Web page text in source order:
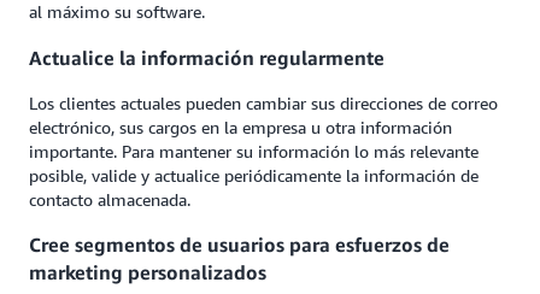
al máximo su software.
Actualice la información regularmente
Los clientes actuales pueden cambiar sus direcciones de correo
electrónico, sus cargos en la empresa u otra información
importante. Para mantener su información lo más relevante
posible, valide y actualice periódicamente la información de
contacto almacenada.
Cree segmentos de usuarios para esfuerzos de
marketing personalizados